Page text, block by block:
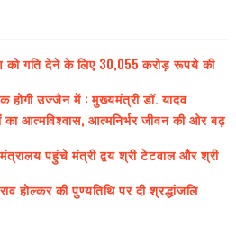
गति देने के लिए 30,055 करोड़ रूपये की
होगी उज्जैन में : मुख्यमंत्री डॉ. यादव
का आत्मविश्वास, आत्मनिर्भर जीवन की ओर बढ़
पहुंचे मंत्री द्वय श्री टेटवाल और श्री
होल्कर की पुण्यतिथि पर दी श्रद्धांजलि